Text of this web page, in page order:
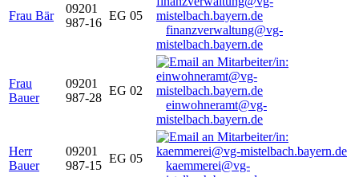
Frau Bär
09201
987-16
EG 05
finanzverwaltung@vg-
mistelbach.bayern.de
Frau
Bauer
09201
987-28
EG 02
einwohneramt@vg-
mistelbach.bayern.de
Herr
Bauer
09201
987-15
EG 05
kaemmerei@vg-